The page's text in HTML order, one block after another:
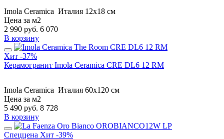
Imola Ceramica Италия 12x18 см
Цена за м2
2 990 руб. 6 070
В корзину
Хит -37%
Керамогранит Imola Ceramica CRE DL6 12 RM
Imola Ceramica Италия 60x120 см
Цена за м2
5 490 руб. 8 728
В корзину
Спеццена Хит -39%